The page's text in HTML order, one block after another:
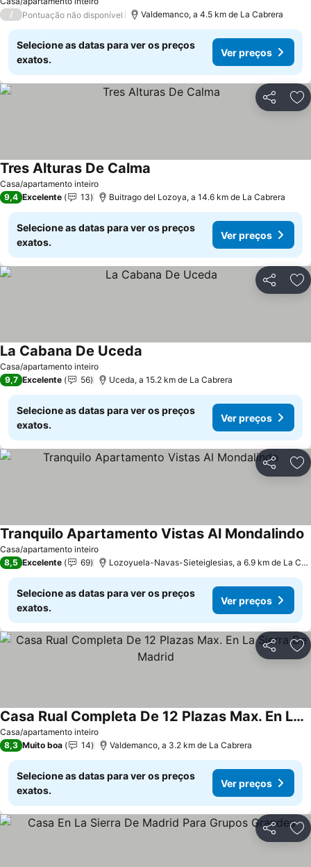
/
Pontuação não disponível Valdemanco, a 4.5 km de La Cabrera
Selecione as datas para ver os preços
exatos.
Ver preços
Partilhar
Casa/apartamento inteiro
Tres Alturas De Calma
9,4 Excelente 13 Buitrago del Lozoya, a 14.6 km de La Cabrera
Selecione as datas para ver os preços
exatos.
Ver preços
Partilhar
Casa/apartamento inteiro
La Cabana De Uceda
9,7 Excelente 56 Uceda, a 15.2 km de La Cabrera
Selecione as datas para ver os preços
exatos.
Ver preços
Partilhar
Casa/apartamento inteiro
Tranquilo Apartamento Vistas Al Mondalindo
8,5 Excelente 69 Lozoyuela-Navas-Sieteiglesias, a 6.9 km de La Cabrera
Selecione as datas para ver os preços
exatos.
Ver preços
Partilhar
Casa/apartamento inteiro
Casa Rual Completa De 12 Plazas Max. En La Sierra De Madrid
8,3 Muito boa 14 Valdemanco, a 3.2 km de La Cabrera
Selecione as datas para ver os preços
exatos.
Ver preços
Partilhar